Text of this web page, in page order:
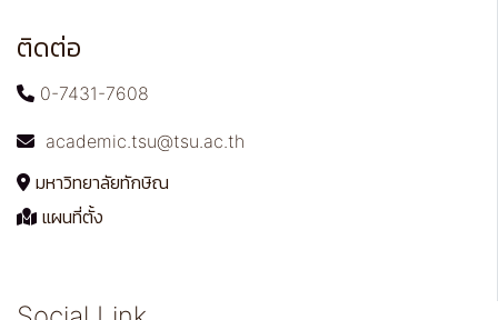
ติดต่อ
0-7431-7608
academic.tsu@tsu.ac.th
มหาวิทยาลัยทักษิณ
แผนที่ตั้ง